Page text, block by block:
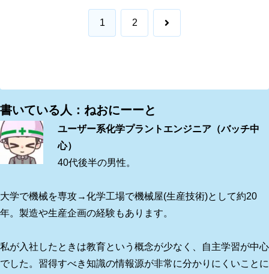
1 2 次
書いている人：ねおにーーと
ユーザー系化学プラントエンジニア（バッチ中
心）
40代後半の男性。
大学で機械を専攻→化学工場で機械屋(生産技術)として約20
年。製造や生産企画の経験もあります。
私が入社したときは教育という概念が少なく、自主学習が中心
でした。習得すべき知識の情報源が非常に分かりにくいことに